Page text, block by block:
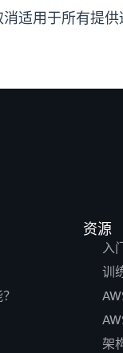
适用于所有提
资源
入
训
架